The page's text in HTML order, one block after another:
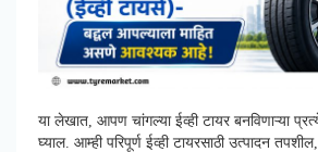
या लेखात, आपण चांगल्या ईव्ही टायर बनविणाऱ्या
घ्याल. आम्ही परिपूर्ण ईव्ही टायरसाठी उत्पादन